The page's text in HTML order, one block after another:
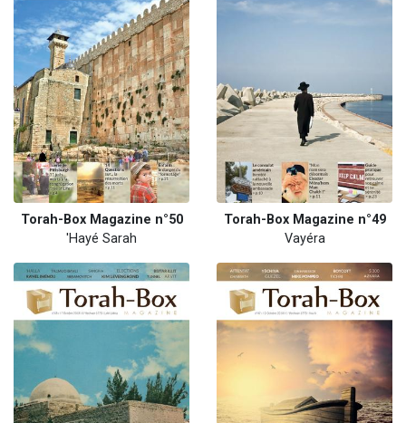
Torah-Box Magazine n°50
'Hayé Sarah
Torah-Box Magazine n°49
Vayéra